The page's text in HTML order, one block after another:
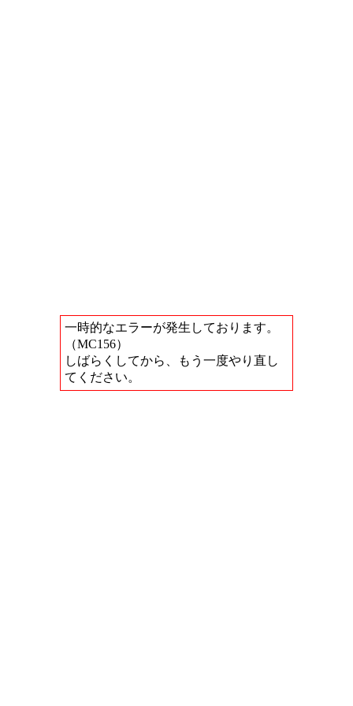
一時的なエラーが発生しております。
（MC156）
しばらくしてから、もう一度やり直し
てください。